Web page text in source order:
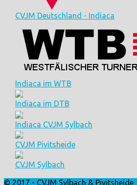
CVJM Deutschland - Indiaca
Indiaca im WTB
Indiaca im DTB
Indiaca CVJM Sylbach
CVJM Pivitsheide
CVJM Sylbach
© 2017 - CVJM Sylbach & Pivitsheide